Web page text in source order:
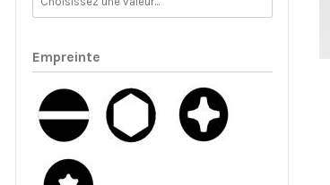
Empreinte